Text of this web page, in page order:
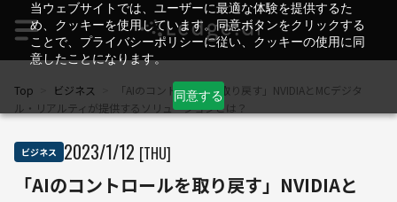
当ウェブサイトでは、ユーザーに最適な体験を提供するた
め、クッキーを使用しています。同意ボタンをクリックする
ことで、プライバシーポリシーに従い、クッキーの使用に同
意したことになります。
同意する
Top ビジネス
「AIのコントロールを取り戻す」NVIDIAとMCデジタ
ル・リアルティが提供するソリューションとは？
ビジネス 2023/1/12 [THU]
「AIのコントロールを取り戻す」NVIDIAと